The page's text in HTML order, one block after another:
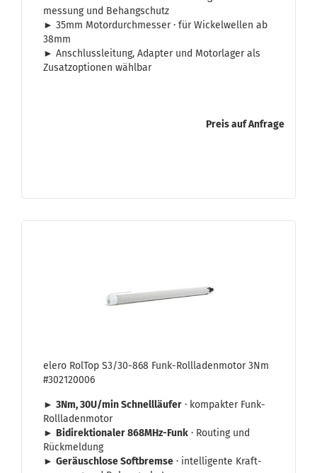
mes­sung und Be­hang­schutz
► 35mm Mo­tor­durch­mes­ser · für Wi­ckel­wel­len ab
38mm
► An­schluss­lei­tung, Ad­ap­ter und Mo­tor­la­ger als
Zu­satz­op­tio­nen wähl­bar
Preis auf Anfrage
elero Rol­Top S3/30-​868 Funk-​Roll­la­den­mo­tor 3Nm
#302120006
► 3Nm, 30U/min Schnell­läu­fer · kom­pak­ter Funk-​
Rollladenmotor
► Bi­di­rek­tio­na­ler 868MHz-​Funk · Rou­ting und
Rück­mel­dung
► Ge­räusch­lo­se Soft­brem­se · in­tel­li­gen­te Kraft­